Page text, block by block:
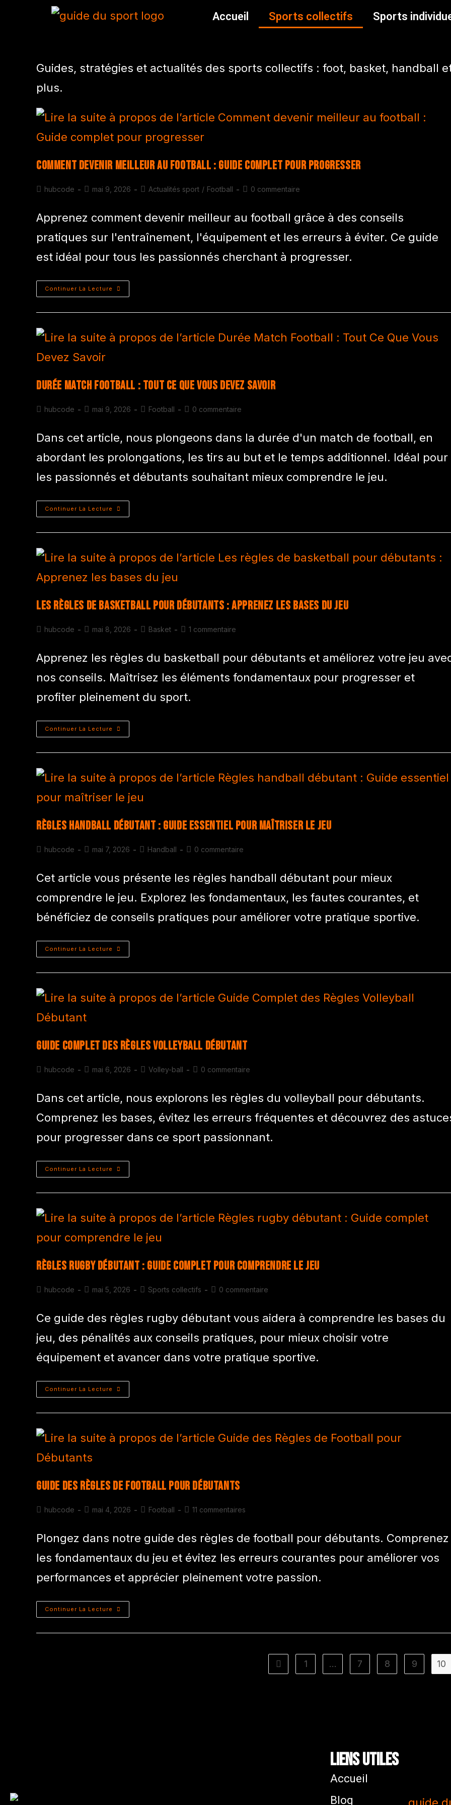
Accueil Sports collectifs Sports
Guides, stratégies et actualités des sports collectifs : foot, basket, handball
plus.
Comment devenir meilleur au football : Guide complet pour progresser
hubcode mai 9, 2026 Actualités sport / Football 0 commentaire
Apprenez comment devenir meilleur au football grâce à des conseils
pratiques sur l'entraînement, l'équipement et les erreurs à éviter. Ce guide
est idéal pour tous les passionnés cherchant à progresser.
Continuer La Lecture
Durée Match Football : Tout Ce Que Vous Devez Savoir
hubcode mai 9, 2026 Football 0 commentaire
Dans cet article, nous plongeons dans la durée d'un match de football, en
abordant les prolongations, les tirs au but et le temps additionnel. Idéal pour
les passionnés et débutants souhaitant mieux comprendre le jeu.
Continuer La Lecture
Les règles de basketball pour débutants : Apprenez les bases du jeu
hubcode mai 8, 2026 Basket 1 commentaire
Apprenez les règles du basketball pour débutants et améliorez votre jeu
nos conseils. Maîtrisez les éléments fondamentaux pour progresser et
profiter pleinement du sport.
Continuer La Lecture
Règles handball débutant : Guide essentiel pour maîtriser le jeu
hubcode mai 7, 2026 Handball 0 commentaire
Cet article vous présente les règles handball débutant pour mieux
comprendre le jeu. Explorez les fondamentaux, les fautes courantes, et
bénéficiez de conseils pratiques pour améliorer votre pratique sportive.
Continuer La Lecture
Guide Complet des Règles Volleyball Débutant
hubcode mai 6, 2026 Volley-ball 0 commentaire
Dans cet article, nous explorons les règles du volleyball pour débutants.
Comprenez les bases, évitez les erreurs fréquentes et découvrez des
pour progresser dans ce sport passionnant.
Continuer La Lecture
Règles rugby débutant : Guide complet pour comprendre le jeu
hubcode mai 5, 2026 Sports collectifs 0 commentaire
Ce guide des règles rugby débutant vous aidera à comprendre les bases du
jeu, des pénalités aux conseils pratiques, pour mieux choisir votre
équipement et avancer dans votre pratique sportive.
Continuer La Lecture
Guide des Règles de Football pour Débutants
hubcode mai 4, 2026 Football 11 commentaires
Plongez dans notre guide des règles de football pour débutants. Comprenez
les fondamentaux du jeu et évitez les erreurs courantes pour améliorer vos
performances et apprécier pleinement votre passion.
Continuer La Lecture
1 … 7 8 9 10
Liens utiles
Accueil
Blog